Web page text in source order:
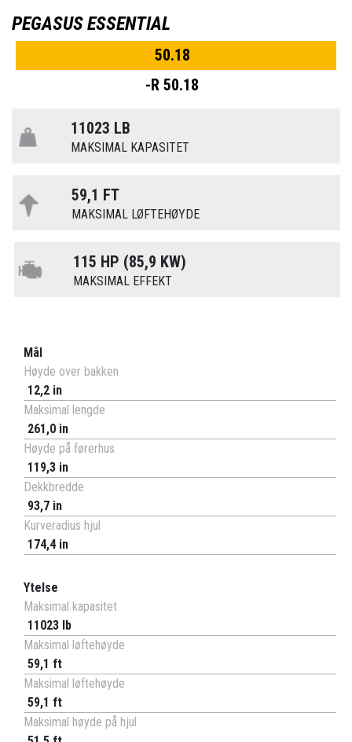
PEGASUS ESSENTIAL
50.18
-R 50.18
11023 LB
MAKSIMAL KAPASITET
59,1 FT
MAKSIMAL LØFTEHØYDE
115 HP (85,9 KW)
MAKSIMAL EFFEKT
Mål
Høyde over bakken
12,2 in
Maksimal lengde
261,0 in
Høyde på førerhus
119,3 in
Dekkbredde
93,7 in
Kurveradius hjul
174,4 in
Ytelse
Maksimal kapasitet
11023 lb
Maksimal løftehøyde
59,1 ft
Maksimal løftehøyde
59,1 ft
Maksimal høyde på hjul